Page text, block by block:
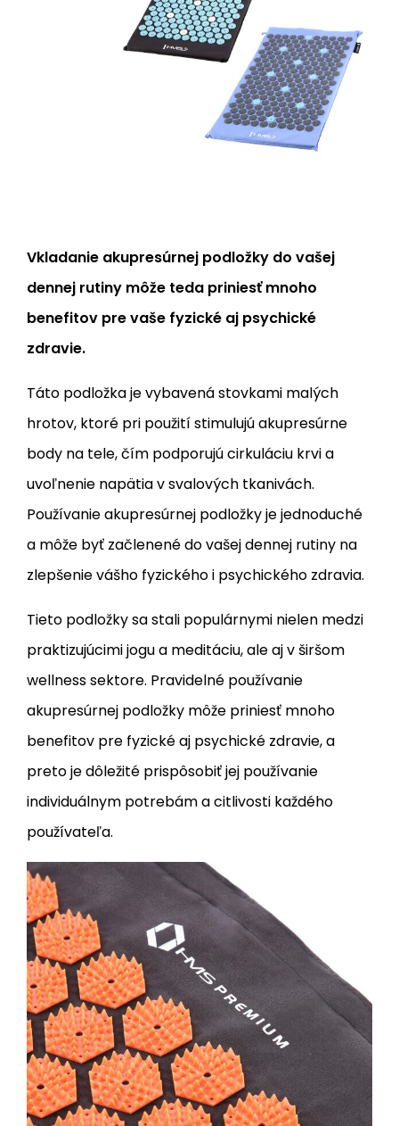
Vkladanie akupresúrnej podložky do vašej
dennej rutiny môže teda priniesť mnoho
benefitov pre vaše fyzické aj psychické
zdravie.
Táto podložka je vybavená stovkami malých
hrotov, ktoré pri použití stimulujú akupresúrne
body na tele, čím podporujú cirkuláciu krvi a
uvoľnenie napätia v svalových tkanivách.
Používanie akupresúrnej podložky je jednoduché
a môže byť začlenené do vašej dennej rutiny na
zlepšenie vášho fyzického i psychického zdravia.
Tieto podložky sa stali populárnymi nielen medzi
praktizujúcimi jogu a meditáciu, ale aj v širšom
wellness sektore. Pravidelné používanie
akupresúrnej podložky môže priniesť mnoho
benefitov pre fyzické aj psychické zdravie, a
preto je dôležité prispôsobiť jej používanie
individuálnym potrebám a citlivosti každého
používateľa.